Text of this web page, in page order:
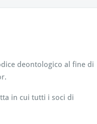
deontologico al fine di
in cui tutti i soci di